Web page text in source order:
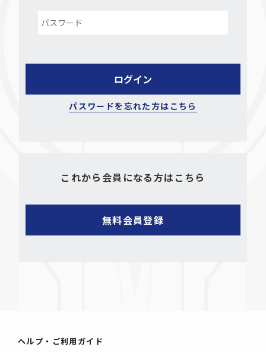
パスワードを忘れた方はこちら
これから会員になる方はこちら
ヘルプ・ご利用ガイド